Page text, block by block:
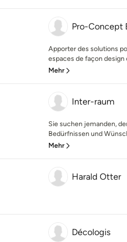
Pro-Concept
Apporter des solutions
espaces de façon design
Mehr
Inter-raum
Sie suchen jemanden,
Bedürfnissen und
Mehr
Harald Otter
Décologis